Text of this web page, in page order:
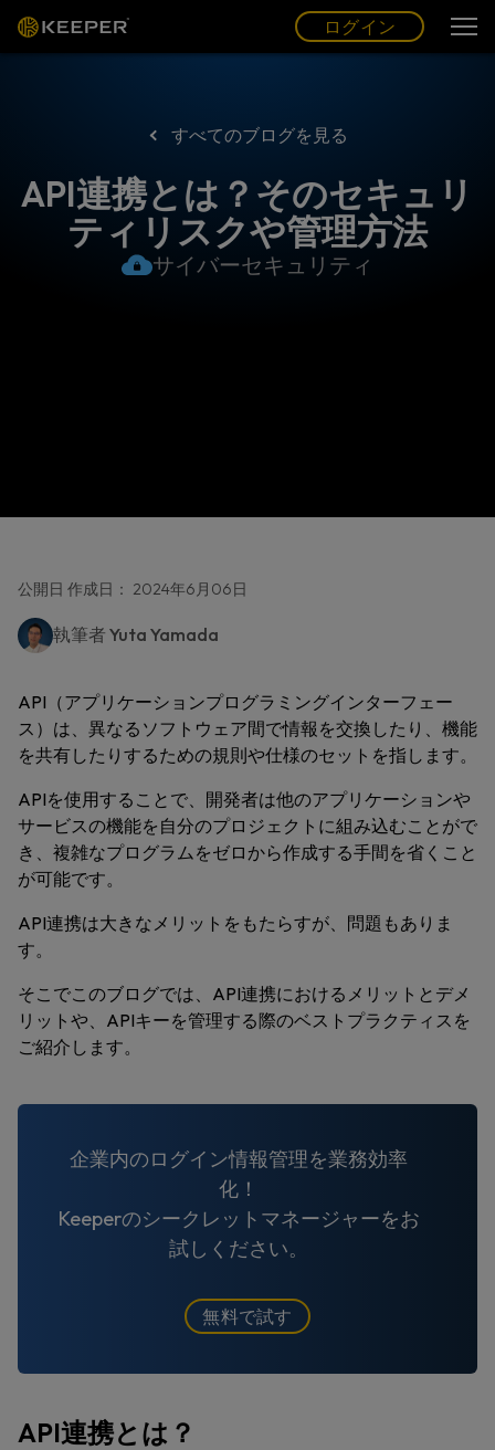
グ (JP)
ログイン
すべてのブログを見る
API連携とは？そのセキュリ
ティリスクや管理方法
サイバーセキュリティ
公開日 作成日： 2024年6月06日
執筆者 Yuta Yamada
API（アプリケーションプログラミングインターフェー
ス）は、異なるソフトウェア間で情報を交換したり、機能
を共有したりするための規則や仕様のセットを指します。
APIを使用することで、開発者は他のアプリケーションや
サービスの機能を自分のプロジェクトに組み込むことがで
き、複雑なプログラムをゼロから作成する手間を省くこと
が可能です。
API連携は大きなメリットをもたらすが、問題もありま
す。
そこでこのブログでは、API連携におけるメリットとデメ
リットや、APIキーを管理する際のベストプラクティスを
ご紹介します。
企業内のログイン情報管理を業務効率
化！
Keeperのシークレットマネージャーをお
試しください。
無料で試す
API連携とは？